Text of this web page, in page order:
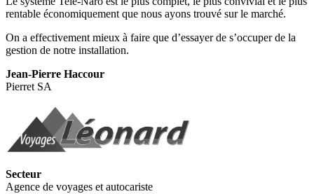
rentable économiquement que nous ayons trouvé sur le marché.
On a effectivement mieux à faire que d’essayer de s’occuper de la
gestion de notre installation.
Jean-Pierre Haccour
Pierret SA
Secteur
Agence de voyages et autocariste